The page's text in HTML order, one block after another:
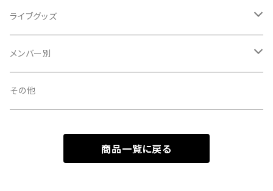
single
album
DVD
ライブグッズ
タオル
Ｔシャツ
メンバー別
中山星香
その他
商品一覧に戻る